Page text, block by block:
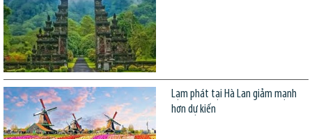
Lạm phát tại Hà Lan giảm mạnh
hơn dự kiến